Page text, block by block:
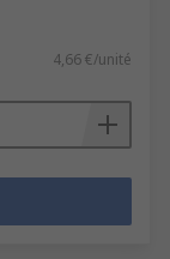
4,66 €/unité